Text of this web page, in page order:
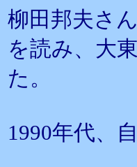
柳田邦夫さ
を読み、大
た。
1990年代、